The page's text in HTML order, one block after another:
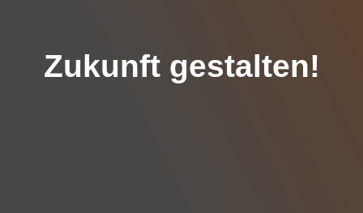
Zukunft gestalten!